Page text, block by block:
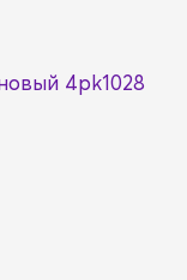
4pk1028